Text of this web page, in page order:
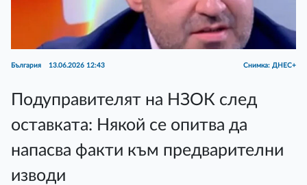
България 13.06.2026 12:43 Снимка: ДНЕС+
Подуправителят на НЗОК след
оставката: Някой се опитва да
напасва факти към предварителни
изводи